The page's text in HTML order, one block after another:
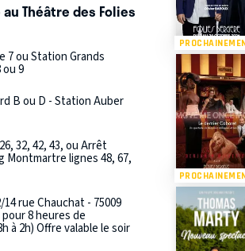
Théâtre des Folies
7 ou Station Grands
9
B ou D - Station Auber
32, 42, 43, ou Arrêt
Montmartre lignes 48, 67,
rue Chauchat - 75009
8 heures de
à 2h) Offre valable le soir